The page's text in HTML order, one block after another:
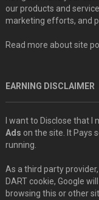
our products and
marketing efforts, and
Read more about site
EARNING DISCLAIMER
I want to Disclose that
Ads on the site. It Pays
running.
As a third party
DART cookie, Google
browsing this or other